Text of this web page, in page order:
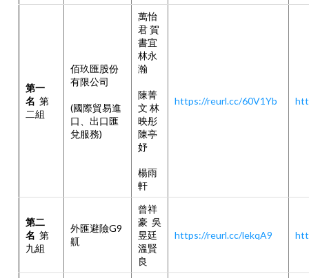
第一
名 第
二組
佰玖匯股份
有限公司
(國際貿易進
口、出口匯
兌服務)
萬怡
君 賀
書宜
林永
瀚
陳菁
文 林
映彤
陳亭
妤
楊雨
軒
https://reurl.cc/60V1Yb
第二
名 第
九組
外匯避險G9
鼿
曾祥
豪 吳
昱廷
溫賢
良
https://reurl.cc/lekqA9